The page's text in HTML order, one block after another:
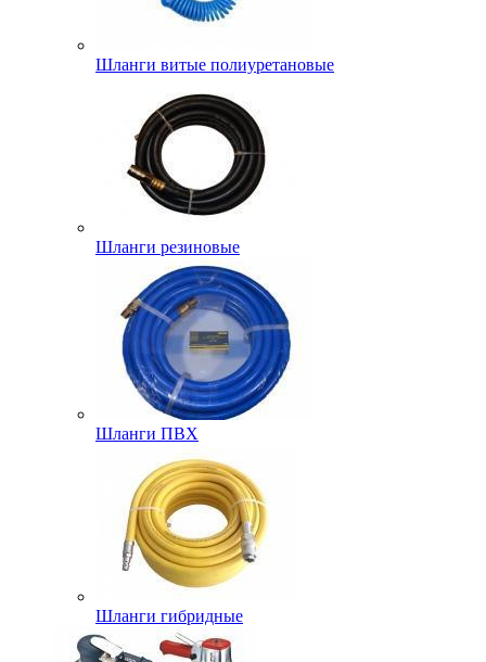
Шланги витые полиуретановые
Шланги резиновые
Шланги ПВХ
Шланги гибридные